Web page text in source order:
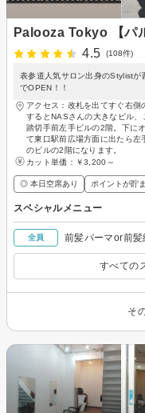
Palooza Tokyo 【パ
4.5
(108件)
表参道人気サロン出身のStylistが
でOPEN！！
アクセス：改札を出てすぐ右
するとNASさんの大きなビル
踏切手前左手ビルの2階。下に
て東口駅前広場方面に出たら
のビルの2階になります。
カット単価： ￥3,200～
◎ 本日空席あり ポイントが貯
スペシャルメニュー
全員 前髪パーマor前
すべての
そ